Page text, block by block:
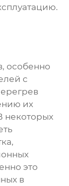
, особенно
с
их
некоторых
это
в